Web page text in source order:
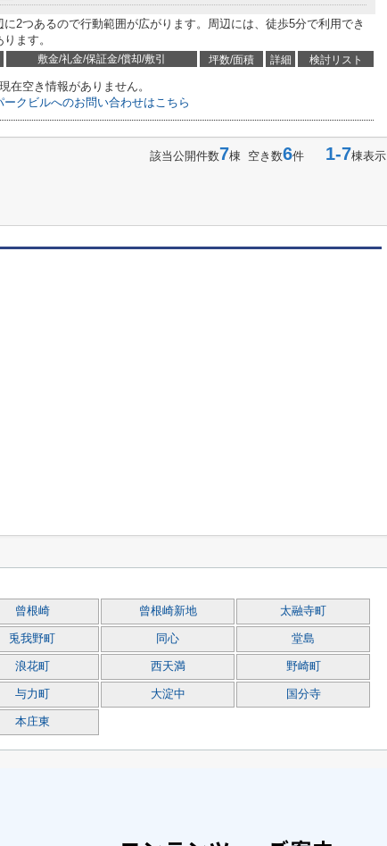
に2つあるので行動範囲が広がります。周辺には、徒歩5分で利用でき
ます。
敷金/礼金/保証金/償却/敷引 坪数/面積 詳細 検討リスト
現在空き情報がありません。
ークビルへのお問い合わせはこちら
該当公開件数7棟 空き数6件 1-7棟表示
曾根崎 曾根崎新地 太融寺町
兎我野町 同心 堂島
浪花町 西天満 野崎町
与力町 大淀中 国分寺
本庄東